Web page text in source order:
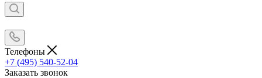
Телефоны
+7 (495) 540-52-04
Заказать звонок